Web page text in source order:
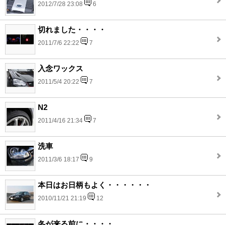
2012/7/28 23:08 6
切れました・・・・
2011/7/6 22:22 7
入念ワックス
2011/5/4 20:22 7
N2
2011/4/16 21:34 7
洗車
2011/3/6 18:17 9
本日はお日柄もよく・・・・・・
2010/11/21 21:19 12